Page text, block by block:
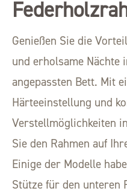
Genießen Sie die
und erholsame Nächte
angepassten Bett. Mit
Härteeinstellung und
Verstellmöglichkeiten
Sie den Rahmen auf
Einige der Modelle
Stütze für den unteren